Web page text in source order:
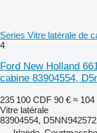
Series Vitre latérale de
4
Ford New Holland
cabine 83904554,
235 100 CDF 90 € ≈ 104
Vitre latérale
83904554,